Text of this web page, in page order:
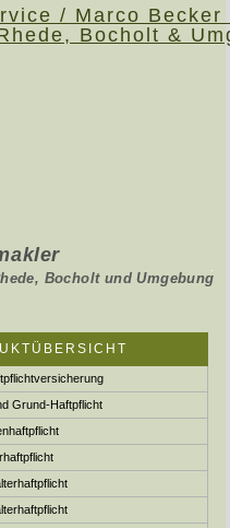
.
und Umgebung
Grund-Haft­pflicht